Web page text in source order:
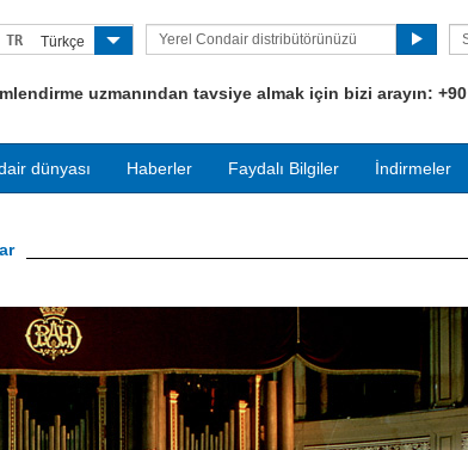
TR Türkçe
Yerel Condair distribütörünüzü
uzmanından tavsiye almak için bizi arayın: +90
dünyası Haberler Faydalı Bilgiler İndirmeler